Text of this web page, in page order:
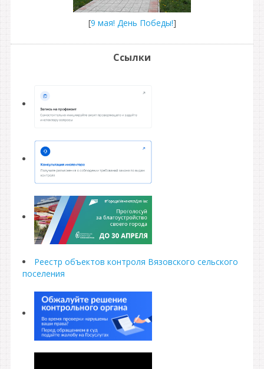
[9 мая! День Победы!]
Ссылки
Реестр объектов контроля Вязовского сельского
поселения